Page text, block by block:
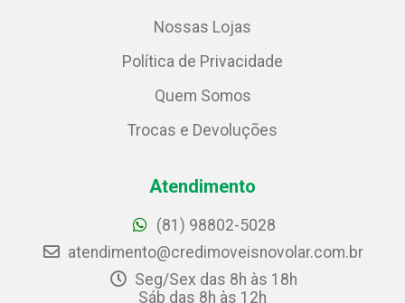
Nossas Lojas
Política de Privacidade
Quem Somos
Trocas e Devoluções
Atendimento
(81) 98802-5028
atendimento@credimoveisnovolar.com.br
Seg/Sex das 8h às 18h
Sáb das 8h às 12h